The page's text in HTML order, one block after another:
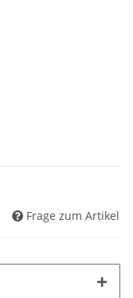
Frage zum Artikel